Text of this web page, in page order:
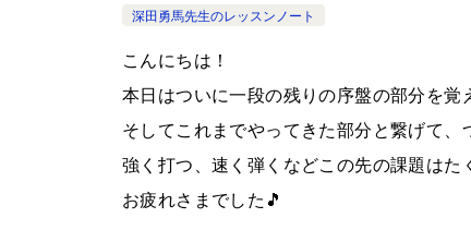
深田勇馬先生のレッスンノート
こんにちは！
本日はついに一段の残りの序盤の部分を覚
そしてこれまでやってきた部分と繋げて
強く打つ、速く弾くなどこの先の課題はた
お疲れさまでした🎵